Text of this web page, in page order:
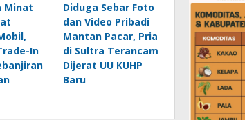
Minat
In
Diduga Sebar Foto
dan Video Pribadi
Mantan Pacar, Pria
di Sultra Terancam
Dijerat UU KUHP
Baru